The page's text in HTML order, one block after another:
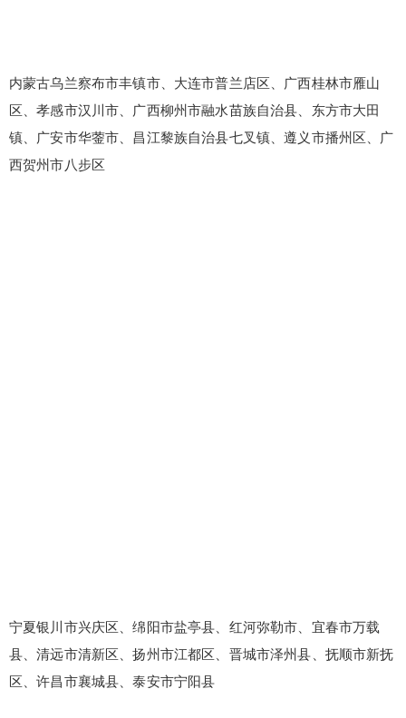
内蒙古乌兰察布市丰镇市、大连市普兰店区、广西桂林市雁山
区、孝感市汉川市、广西柳州市融水苗族自治县、东方市大田
镇、广安市华蓥市、昌江黎族自治县七叉镇、遵义市播州区、广
西贺州市八步区
宁夏银川市兴庆区、绵阳市盐亭县、红河弥勒市、宜春市万载
县、清远市清新区、扬州市江都区、晋城市泽州县、抚顺市新抚
区、许昌市襄城县、泰安市宁阳县